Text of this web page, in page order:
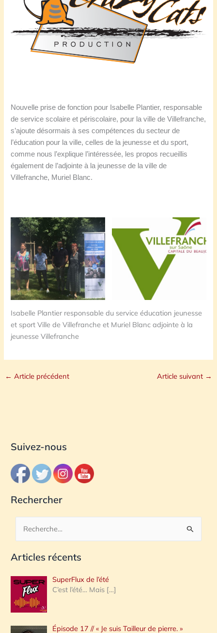
Nouvelle prise de fonction pour Isabelle Plantier, responsable
de service scolaire et périscolaire, pour la ville de Villefranche,
s’ajoute désormais à ses compétences du secteur de
l’éducation pour la ville, celles de la jeunesse et du sport,
comme nous l’explique l’intéressée, les propos recueillis
également de l’adjointe à la jeunesse de la ville de
Villefranche, Muriel Blanc.
Isabelle Plantier responsable du service éducation jeunesse
et sport Ville de Villefranche et Muriel Blanc adjointe à la
jeunesse Villefranche
← Article précédent Article suivant →
Suivez-nous
Rechercher
c
e
r
c
h
Articles récents
SuperFlux de l’été
C’est l’été… Mais […]
Épisode 17 // « Je suis Tailleur de pierre. »